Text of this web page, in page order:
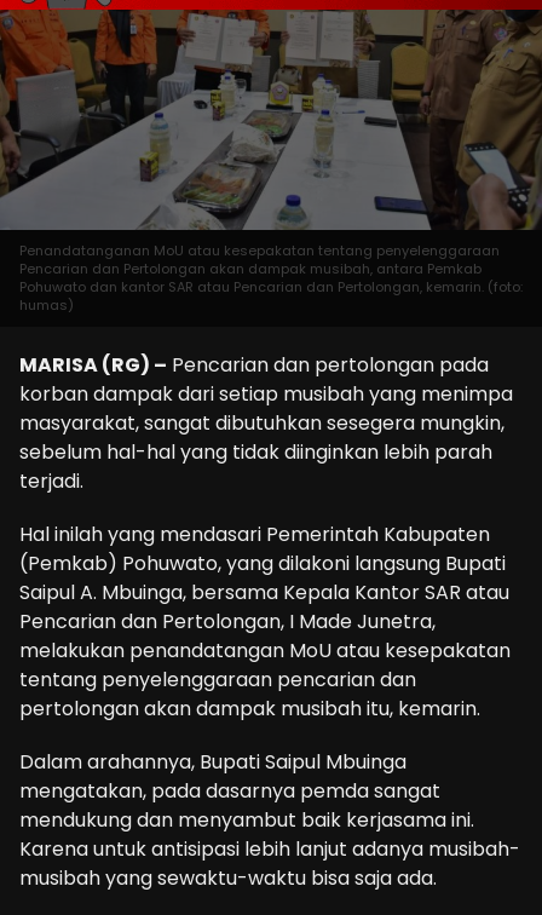
Penandatanganan MoU atau kesepakatan tentang penyelenggaraan
Pencarian dan Pertolongan akan dampak musibah, antara Pemkab
Pohuwato dan kantor SAR atau Pencarian dan Pertolongan, kemarin. (foto:
humas)
MARISA (RG) – Pencarian dan pertolongan pada
korban dampak dari setiap musibah yang menimpa
masyarakat, sangat dibutuhkan sesegera mungkin,
sebelum hal-hal yang tidak diinginkan lebih parah
terjadi.
Hal inilah yang mendasari Pemerintah Kabupaten
(Pemkab) Pohuwato, yang dilakoni langsung Bupati
Saipul A. Mbuinga, bersama Kepala Kantor SAR atau
Pencarian dan Pertolongan, I Made Junetra,
melakukan penandatangan MoU atau kesepakatan
tentang penyelenggaraan pencarian dan
pertolongan akan dampak musibah itu, kemarin.
Dalam arahannya, Bupati Saipul Mbuinga
mengatakan, pada dasarnya pemda sangat
mendukung dan menyambut baik kerjasama ini.
Karena untuk antisipasi lebih lanjut adanya musibah-
musibah yang sewaktu-waktu bisa saja ada.